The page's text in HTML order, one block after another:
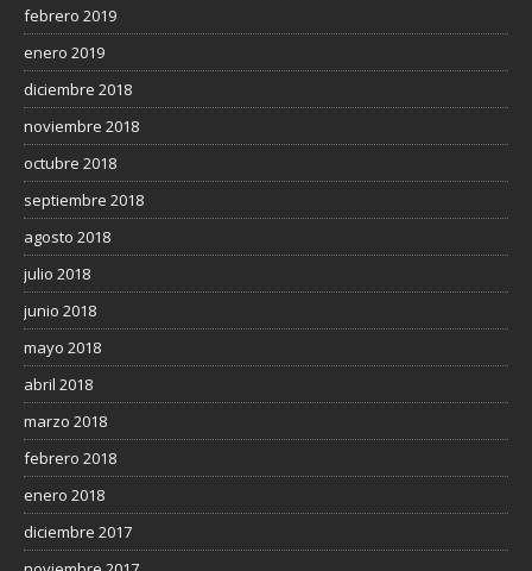
febrero 2019
enero 2019
diciembre 2018
noviembre 2018
octubre 2018
septiembre 2018
agosto 2018
julio 2018
junio 2018
mayo 2018
abril 2018
marzo 2018
febrero 2018
enero 2018
diciembre 2017